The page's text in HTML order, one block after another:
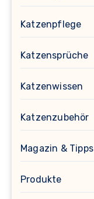
Katzenpflege
Katzensprüche
Katzenwissen
Katzenzubehör
Magazin & Tipps
Produkte